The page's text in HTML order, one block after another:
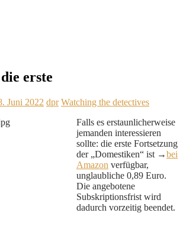
erste
Juni 2022 dpr Watching the detectives
Falls es erstaunlicherweise
jemanden interessieren
sollte: die erste Fortsetzung
der „Domestiken“ ist →bei
Amazon verfügbar,
unglaubliche 0,89 Euro.
Die angebotene
Subskriptionsfrist wird
dadurch vorzeitig beendet.